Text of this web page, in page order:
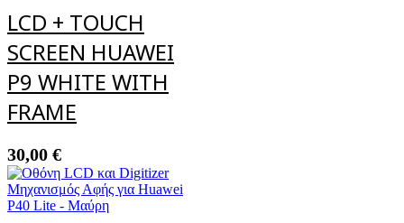
LCD + TOUCH
SCREEN HUAWEI
P9 WHITE WITH
FRAME
30,00 €